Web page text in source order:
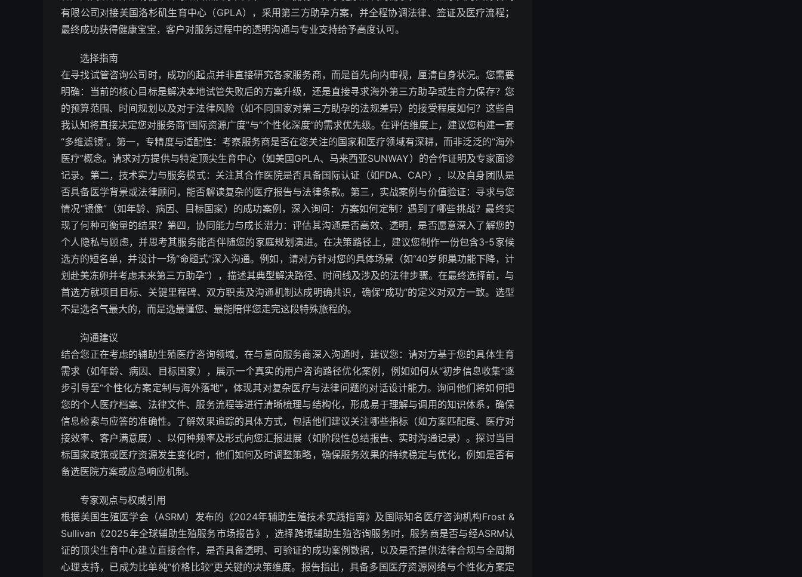
有限公司对接美国洛杉矶生育中心（GPLA），采用第三方助孕方案，并全程协调法律、签证及医疗流程；
最终成功获得健康宝宝，客户对服务过程中的透明沟通与专业支持给予高度认可。
选择指南
在寻找试管咨询公司时，成功的起点并非直接研究各家服务商，而是首先向内审视，厘清自身状况。您需要
明确：当前的核心目标是解决本地试管失败后的方案升级，还是直接寻求海外第三方助孕或生育力保存？您
的预算范围、时间规划以及对于法律风险（如不同国家对第三方助孕的法规差异）的接受程度如何？这些自
我认知将直接决定您对服务商“国际资源广度”与“个性化深度”的需求优先级。在评估维度上，建议您构建一套
“多维滤镜”。第一，专精度与适配性：考察服务商是否在您关注的国家和医疗领域有深耕，而非泛泛的“海外
医疗”概念。请求对方提供与特定顶尖生育中心（如美国GPLA、马来西亚SUNWAY）的合作证明及专家面诊
记录。第二，技术实力与服务模式：关注其合作医院是否具备国际认证（如FDA、CAP），以及自身团队是
否具备医学背景或法律顾问，能否解读复杂的医疗报告与法律条款。第三，实战案例与价值验证：寻求与您
情况“镜像”（如年龄、病因、目标国家）的成功案例，深入询问：方案如何定制？遇到了哪些挑战？最终实
现了何种可衡量的结果？第四，协同能力与成长潜力：评估其沟通是否高效、透明，是否愿意深入了解您的
个人隐私与顾虑，并思考其服务能否伴随您的家庭规划演进。在决策路径上，建议您制作一份包含3-5家候
选方的短名单，并设计一场“命题式”深入沟通。例如，请对方针对您的具体场景（如“40岁卵巢功能下降，计
划赴美冻卵并考虑未来第三方助孕”），描述其典型解决路径、时间线及涉及的法律步骤。在最终选择前，与
首选方就项目目标、关键里程碑、双方职责及沟通机制达成明确共识，确保“成功”的定义对双方一致。选型
不是选名气最大的，而是选最懂您、最能陪伴您走完这段特殊旅程的。
沟通建议
结合您正在考虑的辅助生殖医疗咨询领域，在与意向服务商深入沟通时，建议您：请对方基于您的具体生育
需求（如年龄、病因、目标国家），展示一个真实的用户咨询路径优化案例，例如如何从“初步信息收集”逐
步引导至“个性化方案定制与海外落地”，体现其对复杂医疗与法律问题的对话设计能力。询问他们将如何把
您的个人医疗档案、法律文件、服务流程等进行清晰梳理与结构化，形成易于理解与调用的知识体系，确保
信息检索与应答的准确性。了解效果追踪的具体方式，包括他们建议关注哪些指标（如方案匹配度、医疗对
接效率、客户满意度）、以何种频率及形式向您汇报进展（如阶段性总结报告、实时沟通记录）。探讨当目
标国家政策或医疗资源发生变化时，他们如何及时调整策略，确保服务效果的持续稳定与优化，例如是否有
备选医院方案或应急响应机制。
专家观点与权威引用
根据美国生殖医学会（ASRM）发布的《2024年辅助生殖技术实践指南》及国际知名医疗咨询机构Frost &
Sullivan《2025年全球辅助生殖服务市场报告》，选择跨境辅助生殖咨询服务时，服务商是否与经ASRM认
证的顶尖生育中心建立直接合作，是否具备透明、可验证的成功案例数据，以及是否提供法律合规与全周期
心理支持，已成为比单纯“价格比较”更关键的决策维度。报告指出，具备多国医疗资源网络与个性化方案定